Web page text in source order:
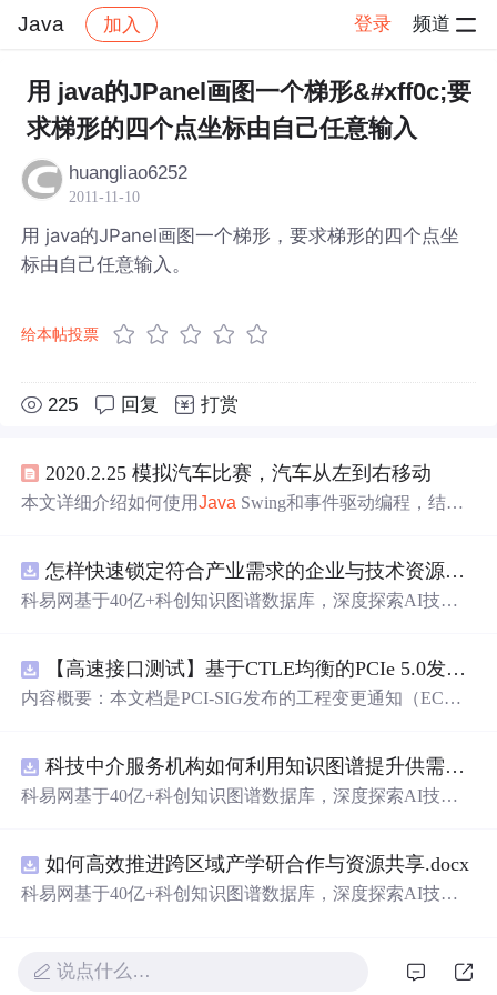
Java 加入 登录 频道
社区 Java 帖子详情
用 java的JPanel画图一个梯形&#xff0c;要
求梯形的四个点坐标由自己任意输入
huangliao6252
2011-11-10
用 java的JPanel画图一个梯形，要求梯形的四个点坐
标由自己任意输入。
给本帖投票
225 回复 打赏
2020.2.25 模拟汽车比赛，汽车从左到右移动
本文详细介绍如何使用Java Swing和事件驱动编程，结合T
怎样快速锁定符合产业需求的企业与技术资源？.docx
科易网基于40亿+科创知识图谱数据库，深度探索AI技术
新领域的AI+数智化解决方案，推动科技创新与产业创新
智能化发展。
【高速接口测试】基于CTLE均衡的PCIe 5.0发射机抖动测量方法：32 GT/s速率下精确评估硅基抖动分量的技术方案
内容概要：本文档是PCI-SIG发布的工程变更通知（EC
式”替代原有的S参数去嵌入法，通过在被测通道应用基于
CTLE的均衡来减少因信道损耗导致的信号退化，从而更准
了传统去嵌入过程中高频噪声放大带来的测量不准确性。
对于2.5至16.0 GT/s速率，原有测量方法保持不变。; 适合
人群：从事高速接口设计、验证或测试的工程师，尤其是
科技中介服务机构如何利用知识图谱提升供需匹配精准度？.docx
科易网基于40亿+科创知识图谱数据库，深度探索AI技术
新领域的AI+数智化解决方案，推动科技创新与产业创新
智能化发展。
如何高效推进跨区域产学研合作与资源共享.docx
科易网基于40亿+科创知识图谱数据库，深度探索AI技术
新领域的AI+数智化解决方案，推动科技创新与产业创新
说点什么…